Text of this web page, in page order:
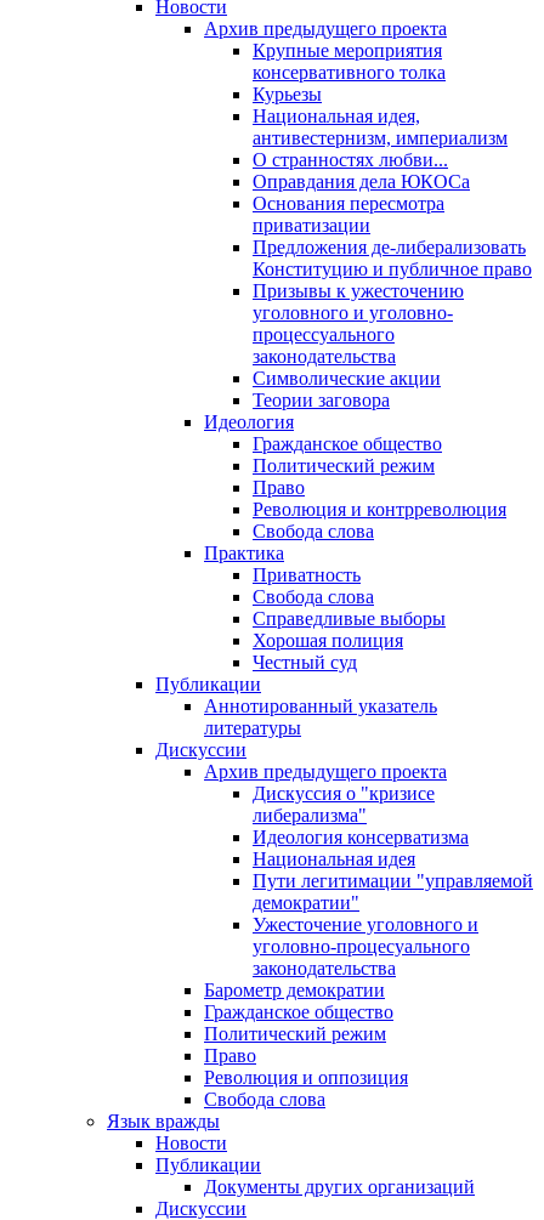
Новости
Архив предыдущего проекта
Крупные мероприятия
консервативного толка
Курьезы
Национальная идея,
антивестернизм, империализм
О странностях любви...
Оправдания дела ЮКОСа
Основания пересмотра
приватизации
Предложения де-либерализовать
Конституцию и публичное право
Призывы к ужесточению
уголовного и уголовно-
процессуального
законодательства
Символические акции
Теории заговора
Идеология
Гражданское общество
Политический режим
Право
Революция и контрреволюция
Свобода слова
Практика
Приватность
Свобода слова
Справедливые выборы
Хорошая полиция
Честный суд
Публикации
Аннотированный указатель
литературы
Дискуссии
Архив предыдущего проекта
Дискуссия о "кризисе
либерализма"
Идеология консерватизма
Национальная идея
Пути легитимации "управляемой
демократии"
Ужесточение уголовного и
уголовно-процесуального
законодательства
Барометр демократии
Гражданское общество
Политический режим
Право
Революция и оппозиция
Свобода слова
Язык вражды
Новости
Публикации
Документы других организаций
Дискуссии